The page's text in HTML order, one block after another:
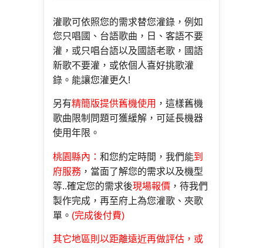
灌歌可依照您的需求替您灌錄，例如
您只唱國、台語歌曲，日、客語不要
灌，或只唱台語以及國語老歌，國語
新歌不要灌，或依個人喜好挑歌灌
錄。能讓您灌更久!
另有精簡版提供舊機使用 ，這樣舊機
歌曲限制問題可獲緩解 ，可延長機器
使用年限。
桃園縣內： 和您約定時間，我們能到
府服務 ，當面了解您的需求以及機型
等..確定您的需求後現場報價 ，待我們
製作完成 ，再至府上為您灌歌、夾歌
單。 (完成後付費)
其它地區則以距離遠近再做評估，或